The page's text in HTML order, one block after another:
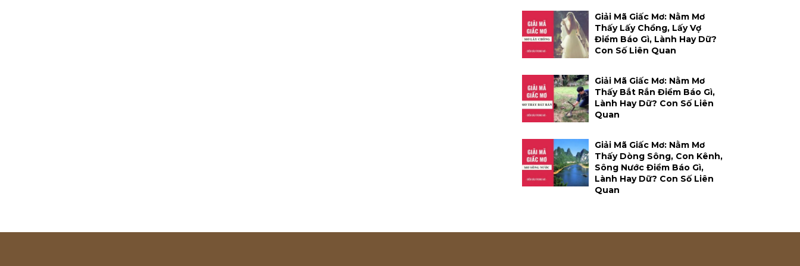
Giải Mã Giấc Mơ: Nằm Mơ
Thấy Lấy Chồng, Lấy Vợ
Điềm Báo Gì, Lành Hay Dữ?
Con Số Liên Quan
Giải Mã Giấc Mơ: Nằm Mơ
Thấy Bắt Rắn Điềm Báo Gì,
Lành Hay Dữ? Con Số Liên
Quan
Giải Mã Giấc Mơ: Nằm Mơ
Thấy Dòng Sông, Con Kênh,
Sông Nước Điềm Báo Gì,
Lành Hay Dữ? Con Số Liên
Quan